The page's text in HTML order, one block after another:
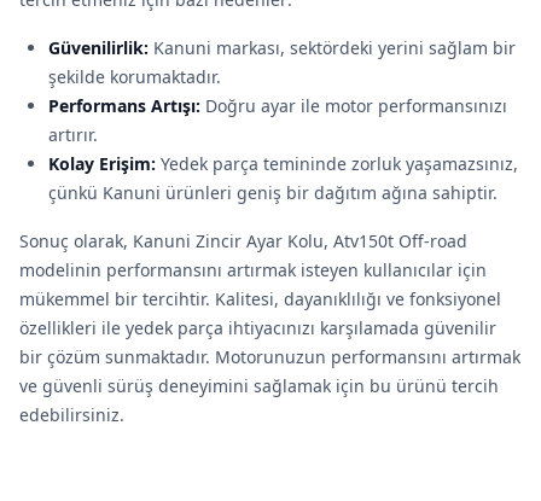
Güvenilirlik: Kanuni markası, sektördeki yerini sağlam bir
şekilde korumaktadır.
Performans Artışı: Doğru ayar ile motor performansınızı
artırır.
Kolay Erişim: Yedek parça temininde zorluk yaşamazsınız,
çünkü Kanuni ürünleri geniş bir dağıtım ağına sahiptir.
Sonuç olarak, Kanuni Zincir Ayar Kolu, Atv150t Off-road
modelinin performansını artırmak isteyen kullanıcılar için
mükemmel bir tercihtir. Kalitesi, dayanıklılığı ve fonksiyonel
özellikleri ile yedek parça ihtiyacınızı karşılamada güvenilir
bir çözüm sunmaktadır. Motorunuzun performansını artırmak
ve güvenli sürüş deneyimini sağlamak için bu ürünü tercih
edebilirsiniz.